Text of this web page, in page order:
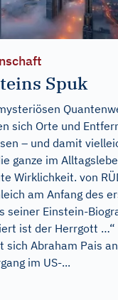
Spuk
sich Orte und
– und damit
ganze im
Wirklichkeit. von
am Anfang des
seiner Einstein-
ist der Herrgott …“
sich Abraham Pais
im US-...